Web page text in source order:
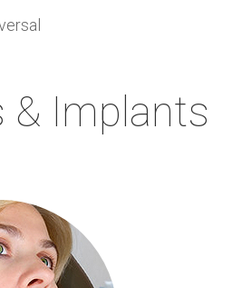
& Implants